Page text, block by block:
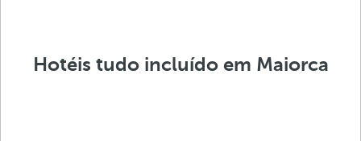
Hotéis tudo incluído em Maiorca